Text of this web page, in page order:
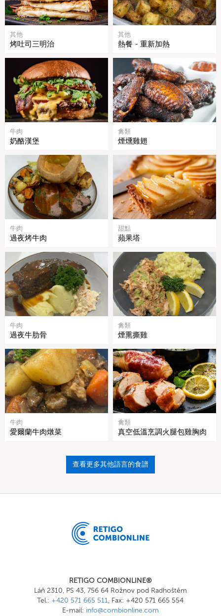
其他
烤吐司三明治
其他
熱餐 - 重新加熱
牛肉
奶酪漢堡
禽類
煙燻雞翅
牛肉
過夜烤牛肉
甜點
蘋果塔
牛肉
過夜牛肋骨
禽類
煙熏撕雞
牛肉
愛爾蘭牛肉燉菜
禽類
真空低溫烹調火腿包雞胸肉
查看更多其他語言的食譜
RETIGO COMBIONLINE®
Láň 2310, PS 43, 756 64 Rožnov pod Radhoštěm
Tel.: +420 571 665 511, Fax: +420 571 665 554
E-mail: info@combionline.com